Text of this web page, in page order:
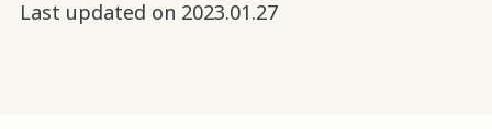
Last updated on 2023.01.27